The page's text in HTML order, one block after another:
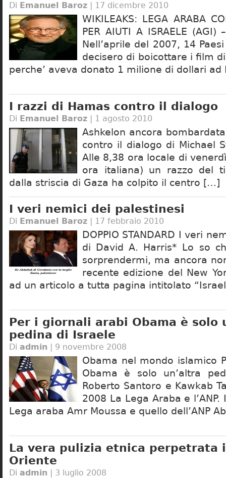
Di Emanuel Baroz | 17 dicembre 2010
WIKILEAKS: LEGA ARABA
PER AIUTI A ISRAELE
Nell’aprile del 2007, 14
decisero di boicottare i film
perche’ aveva donato 1 milione di dollari
I razzi di Hamas contro il dialogo
Di Emanuel Baroz | 1 agosto 2010
Ashkelon ancora
contro il dialogo di Michael
Alle 8,38 ora locale di
ora italiana) un razzo del
dalla striscia di Gaza ha colpito il centro […]
I veri nemici dei palestinesi
Di Emanuel Baroz | 17 febbraio 2010
DOPPIO STANDARD I veri
di David A. Harris* Lo so
sorprendermi, ma ancora
recente edizione del New
ad un articolo a tutta pagina intitolato
Per i giornali arabi Obama è solo
pedina di Israele
Di admin | 9 novembre 2008
Obama nel mondo islamico
Obama è solo un’altra
Roberto Santoro e Kawkab
2008 La Lega Araba e
Lega araba Amr Moussa e quello dell’ANP
La vera pulizia etnica perpetrata
Oriente
Di admin | 3 luglio 2008